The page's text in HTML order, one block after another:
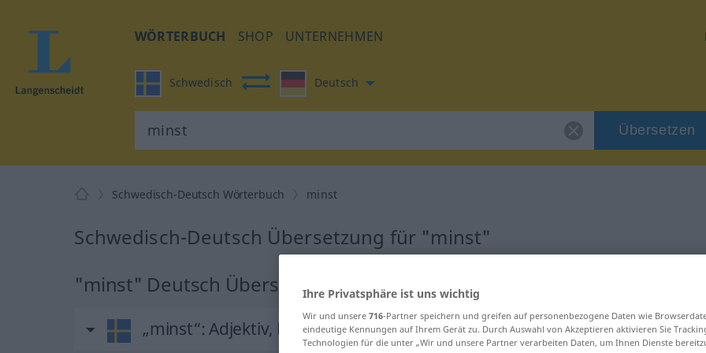
WÖRTERBUCH SHOP UNTERNEHMEN
Schwedisch Deutsch
Übersetzen
Schwedisch-Deutsch Wörterbuch minst
Schwedisch-Deutsch Übersetzung für "minst"
"minst" Deutsch Übersetzung
„minst“: Adjektiv, Eigenschaftswort
Ihre Privatsphäre ist uns wichtig
Wir und unsere 716-Partner speichern und greifen auf personenbezogene Daten wie
eindeutige Kennungen auf Ihrem Gerät zu. Durch Auswahl von Akzeptieren aktivieren Sie
Technologien für die unter „Wir und unsere Partner verarbeiten Daten, um Ihnen Dienste